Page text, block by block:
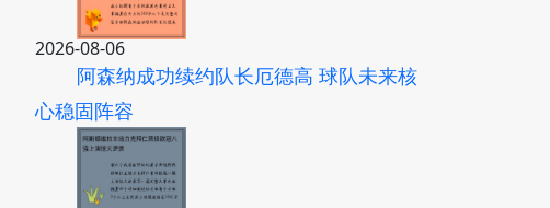
2026-08-06
阿森纳成功续约队长厄德高 球队未来核
心稳固阵容